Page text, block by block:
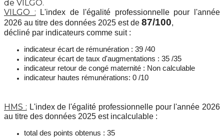
de VILGO.
VILGO :
L'index de l'égalité professionnelle pour l'année
2026 au titre des données 2025 est de 87/100,
décliné par indicateurs comme suit :
indicateur écart de rémunération : 39 /40
indicateur écart de taux d'augmentations : 35 /35
indicateur retour de congé maternité : Non calculable
indicateur hautes rémunérations: 0 /10
HMS : L'index de l'égalité professionnelle pour l'année 2026
au titre des données 2025 est incalculable :
total des points obtenus : 35